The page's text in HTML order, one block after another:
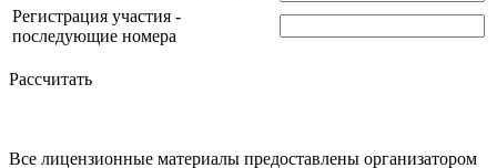
Регистрация участия -
последующие номера
Рассчитать
Все лицензионные материалы предоставлены организатором